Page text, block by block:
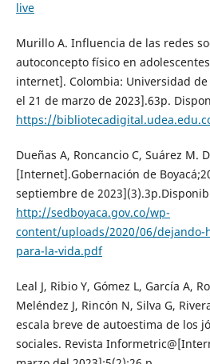
live
Murillo A. Influencia de las redes
autoconcepto físico en
internet]. Colombia: Universidad
el 21 de marzo de 2023].63p.
https://
Dueñas A, Roncancio C, Suárez M.
[Internet].Gobernación de
septiembre de
http://sedboyaca.gov.co/wp-
content/uploads/2020/06/dejando-
para-la-vida.pdf
Leal J, Ribio Y, Gómez L, García A,
Meléndez J, Rincón N, Silva G,
escala breve de autoestima de los
sociales. Revista